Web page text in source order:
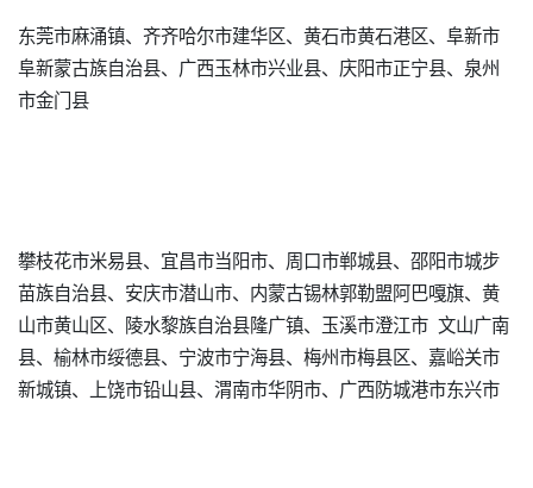
东莞市麻涌镇、齐齐哈尔市建华区、黄石市黄石港区、阜新市
阜新蒙古族自治县、广西玉林市兴业县、庆阳市正宁县、泉州
市金门县
攀枝花市米易县、宜昌市当阳市、周口市郸城县、邵阳市城步
苗族自治县、安庆市潜山市、内蒙古锡林郭勒盟阿巴嘎旗、黄
山市黄山区、陵水黎族自治县隆广镇、玉溪市澄江市 文山广南
县、榆林市绥德县、宁波市宁海县、梅州市梅县区、嘉峪关市
新城镇、上饶市铅山县、渭南市华阴市、广西防城港市东兴市